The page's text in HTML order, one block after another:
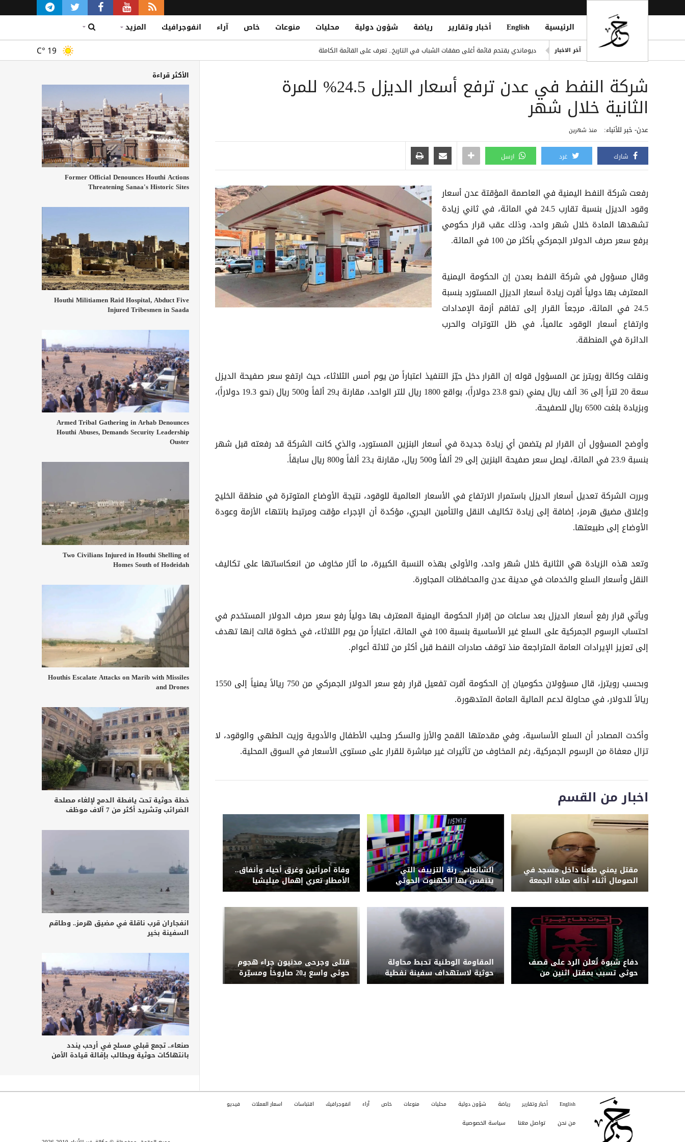
الرئيسية English أخبار وتقارير رياضة شؤون دولية محليات منوعات خاص آراء انفوجرافيك المزيد
آخر الاخبار
ديوماندي يقتحم قائمة أغلى صفقات الشباب في التاريخ.. تعرف على القائمة الكاملة
Cloudflare تطلق Kitesurf: متصفح خفيف للوكلاء الأذكياء
صلاح ضمن الأغنى عالمياً.. ورونالدو يتصدر القائمة بفارق كبير
مقتل يمني طعنًا داخل مسجد في الصومال أثناء أدائه صلاة الجمعة
C° 19
شركة النفط في عدن ترفع أسعار الديزل 24.5% للمرة
الثانية خلال شهر
عدن- خبر للأنباء: منذ شهرين
شارك غرد ارسل
رفعت شركة النفط اليمنية في العاصمة المؤقتة عدن أسعار
وقود الديزل بنسبة تقارب 24.5 في المائة، في ثاني زيادة
تشهدها المادة خلال شهر واحد، وذلك عقب قرار حكومي
برفع سعر صرف الدولار الجمركي بأكثر من 100 في المائة.
وقال مسؤول في شركة النفط بعدن إن الحكومة اليمنية
المعترف بها دولياً أقرت زيادة أسعار الديزل المستورد بنسبة
24.5 في المائة، مرجعاً القرار إلى تفاقم أزمة الإمدادات
وارتفاع أسعار الوقود عالمياً، في ظل التوترات والحرب
الدائرة في المنطقة.
ونقلت وكالة رويترز عن المسؤول قوله إن القرار دخل حيّز التنفيذ اعتباراً من يوم أمس الثلاثاء، حيث ارتفع سعر صفيحة الديزل
سعة 20 لتراً إلى 36 ألف ريال يمني (نحو 23.8 دولاراً)، بواقع 1800 ريال للتر الواحد، مقارنة بـ29 ألفاً و500 ريال (نحو 19.3 دولاراً)،
وبزيادة بلغت 6500 ريال للصفيحة.
وأوضح المسؤول أن القرار لم يتضمن أي زيادة جديدة في أسعار البنزين المستورد، والذي كانت الشركة قد رفعته قبل شهر
بنسبة 23.9 في المائة، ليصل سعر صفيحة البنزين إلى 29 ألفاً و500 ريال، مقارنة بـ23 ألفاً و800 ريال سابقاً.
وبررت الشركة تعديل أسعار الديزل باستمرار الارتفاع في الأسعار العالمية للوقود، نتيجة الأوضاع المتوترة في منطقة الخليج
وإغلاق مضيق هرمز، إضافة إلى زيادة تكاليف النقل والتأمين البحري، مؤكدة أن الإجراء مؤقت ومرتبط بانتهاء الأزمة وعودة
الأوضاع إلى طبيعتها.
وتعد هذه الزيادة هي الثانية خلال شهر واحد، والأولى بهذه النسبة الكبيرة، ما أثار مخاوف من انعكاساتها على تكاليف
النقل وأسعار السلع والخدمات في مدينة عدن والمحافظات المجاورة.
ويأتي قرار رفع أسعار الديزل بعد ساعات من إقرار الحكومة اليمنية المعترف بها دولياً رفع سعر صرف الدولار المستخدم في
احتساب الرسوم الجمركية على السلع غير الأساسية بنسبة 100 في المائة، اعتباراً من يوم الثلاثاء، في خطوة قالت إنها تهدف
إلى تعزيز الإيرادات العامة المتراجعة منذ توقف صادرات النفط قبل أكثر من ثلاثة أعوام.
وبحسب رويترز، قال مسؤولان حكوميان إن الحكومة أقرت تفعيل قرار رفع سعر الدولار الجمركي من 750 ريالاً يمنياً إلى 1550
ريالاً للدولار، في محاولة لدعم المالية العامة المتدهورة.
وأكدت المصادر أن السلع الأساسية، وفي مقدمتها القمح والأرز والسكر وحليب الأطفال والأدوية وزيت الطهي والوقود، لا
تزال معفاة من الرسوم الجمركية، رغم المخاوف من تأثيرات غير مباشرة للقرار على مستوى الأسعار في السوق المحلية.
اخبار من القسم
مقتل يمني طعنًا داخل مسجد في
الصومال أثناء أدائه صلاة الجمعة
الشائعات.. رئة التزييف التي
يتنفس بها الكهنوت الحوثي
وفاة امرأتين وغرق أحياء وأنفاق..
الأمطار تعري إهمال ميليشيا
الحوثي لشبكة التصريف بصنعاء
دفاع شبوة تُعلن الرد على قصف
حوثي تسبب بمقتل اثنين من
قواتها بجبهة حريب
المقاومة الوطنية تحبط محاولة
حوثية لاستهداف سفينة نفطية
بزورق مفخخ قبالة المخا
قتلى وجرحى مدنيون جراء هجوم
حوثي واسع بـ20 صاروخاً ومسيّرة
على مأرب وشبوة
الأكثر قراءة
Former Official Denounces Houthi Actions
Threatening Sanaa's Historic Sites
Houthi Militiamen Raid Hospital, Abduct Five
Injured Tribesmen in Saada
Armed Tribal Gathering in Arhab Denounces
Houthi Abuses, Demands Security Leadership
Ouster
Two Civilians Injured in Houthi Shelling of
Homes South of Hodeidah
Houthis Escalate Attacks on Marib with Missiles
and Drones
خطة حوثية تحت يافطة الدمج لإلغاء مصلحة
الضرائب وتشريد أكثر من 7 آلاف موظف
انفجاران قرب ناقلة في مضيق هرمز.. وطاقم
السفينة بخير
صنعاء.. تجمع قبلي مسلح في أرحب يندد
بانتهاكات حوثية ويطالب بإقالة قيادة الأمن
English أخبار وتقارير رياضة شؤون دولية محليات منوعات خاص آراء انفوجرافيك اقتباسات اسعار العملات فيديو
من نحن تواصل معنا
سياسة الخصوصية